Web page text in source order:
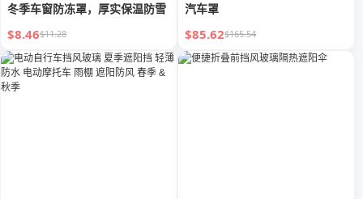
冬季车窗防冻罩，厚实保温防雪
$8.46$11.28
汽车罩
$85.62$165.54